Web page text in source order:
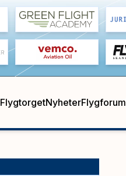
FlygtorgetNyheterFlygforum